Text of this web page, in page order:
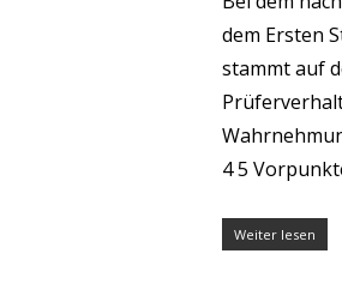
dem Ersten
stammt auf
4 5
Weiter lesen